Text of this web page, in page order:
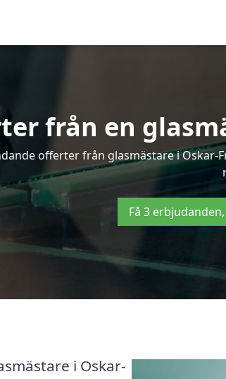
från en
offerter från glasmästare i
Få 3
i Oskar-